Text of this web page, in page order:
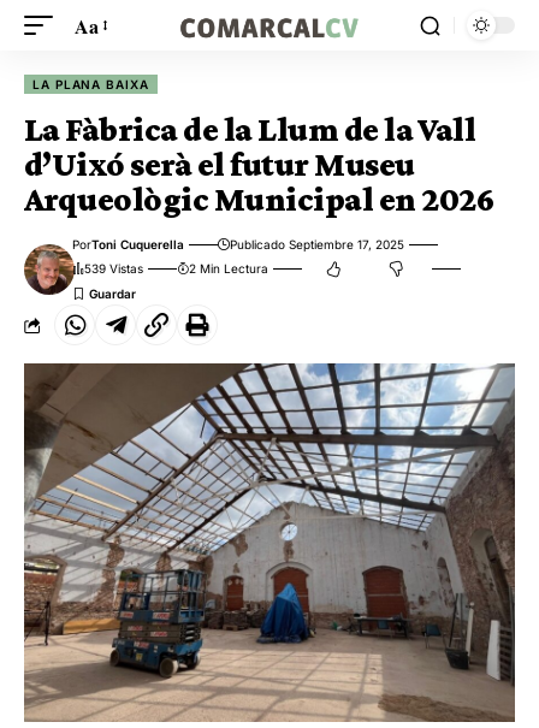
Aa
LA PLANA BAIXA
La Fàbrica de la Llum de la Vall
d’Uixó serà el futur Museu
Arqueològic Municipal en 2026
PorToni Cuquerella
Publicado Septiembre 17, 2025
539 Vistas
2 Min Lectura